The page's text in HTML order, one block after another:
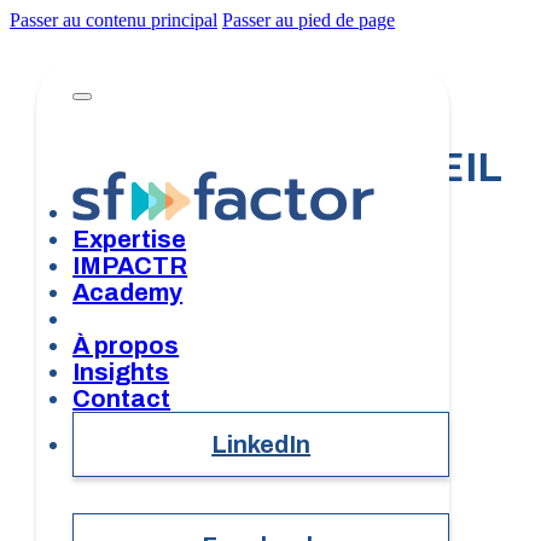
Passer au contenu principal Passer au pied de page
Expertise
IMPACTR
Academy
À propos
Insights
Contact
LinkedIn
SERVICES CONSEIL